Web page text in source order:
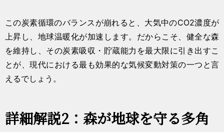
この炭素循環のバランスが崩れると、大気中のCO2濃度が
上昇し、地球温暖化が加速します。だからこそ、健全な森
を維持し、その炭素吸収・貯蔵能力を最大限に引き出すこ
とが、現代における最も効果的な気候変動対策の一つと言
えるでしょう。
詳細解説2：森が地球を守る多角